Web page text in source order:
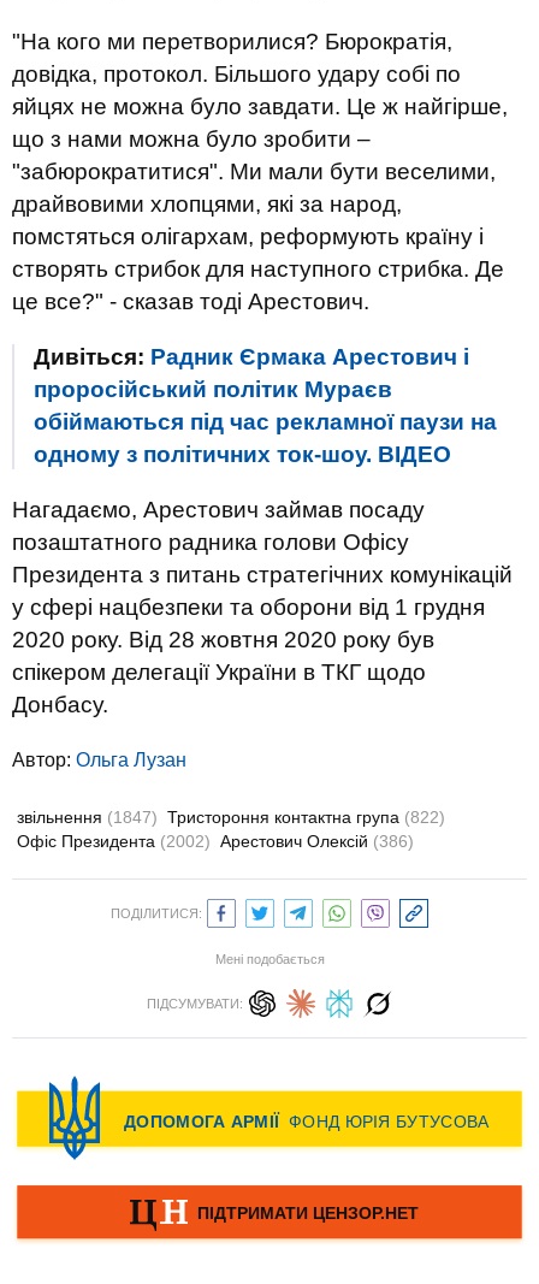
"На кого ми перетворилися? Бюрократія,
довідка, протокол. Більшого удару собі по
яйцях не можна було завдати. Це ж найгірше,
що з нами можна було зробити –
"забюрократитися". Ми мали бути веселими,
драйвовими хлопцями, які за народ,
помстяться олігархам, реформують країну і
створять стрибок для наступного стрибка. Де
це все?" - сказав тоді Арестович.
Дивіться: Радник Єрмака Арестович і
проросійський політик Мураєв
обіймаються під час рекламної паузи на
одному з політичних ток-шоу. ВIДЕО
Нагадаємо, Арестович займав посаду
позаштатного радника голови Офісу
Президента з питань стратегічних комунікацій
у сфері нацбезпеки та оборони від 1 грудня
2020 року. Від 28 жовтня 2020 року був
спікером делегації України в ТКГ щодо
Донбасу.
Автор: Ольга Лузан
звільнення (1847) Тристороння контактна група (822)
Офіс Президента (2002) Арестович Олексій (386)
ПОДІЛИТИСЯ:
Мені подобається
ПІДСУМУВАТИ: